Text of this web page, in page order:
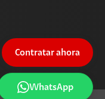
WhatsApp
Contratar ahora